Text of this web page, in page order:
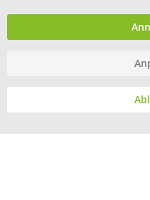
und
© eHygiene